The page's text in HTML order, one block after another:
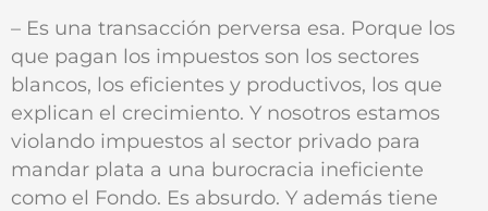
– Es una transacción perversa esa. Porque los
que pagan los impuestos son los sectores
blancos, los eficientes y productivos, los que
explican el crecimiento. Y nosotros estamos
violando impuestos al sector privado para
mandar plata a una burocracia ineficiente
como el Fondo. Es absurdo. Y además tiene